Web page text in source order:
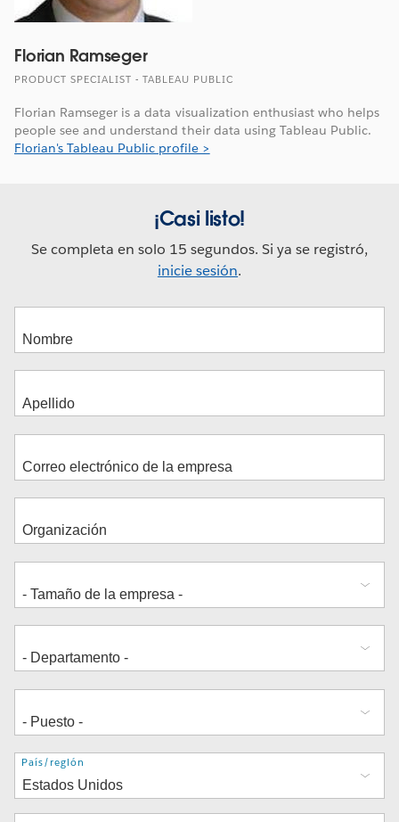
Florian Ramseger
PRODUCT SPECIALIST - TABLEAU PUBLIC
Florian Ramseger is a data visualization enthusiast who helps
people see and understand their data using Tableau Public.
Florian's Tableau Public profile >
¡Casi listo!
Se completa en solo 15 segundos. Si ya se registró,
inicie sesión.
Dirección
País/región